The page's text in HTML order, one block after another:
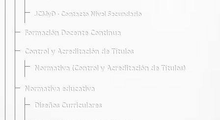
JCMyD · Contacto Nivel Secundario
Formación Docente Continua
Control y Acreditación de Títulos
Normativa (Control y Acreditación de Títulos)
Normativa educativa
Diseños Curriculares